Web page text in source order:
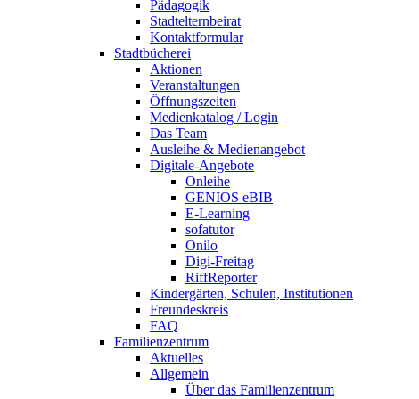
Pädagogik
Stadtelternbeirat
Kontaktformular
Stadtbücherei
Aktionen
Veranstaltungen
Öffnungszeiten
Medienkatalog / Login
Das Team
Ausleihe & Medienangebot
Digitale-Angebote
Onleihe
GENIOS eBIB
E-Learning
sofatutor
Onilo
Digi-Freitag
RiffReporter
Kindergärten, Schulen, Institutionen
Freundeskreis
FAQ
Familienzentrum
Aktuelles
Allgemein
Über das Familienzentrum